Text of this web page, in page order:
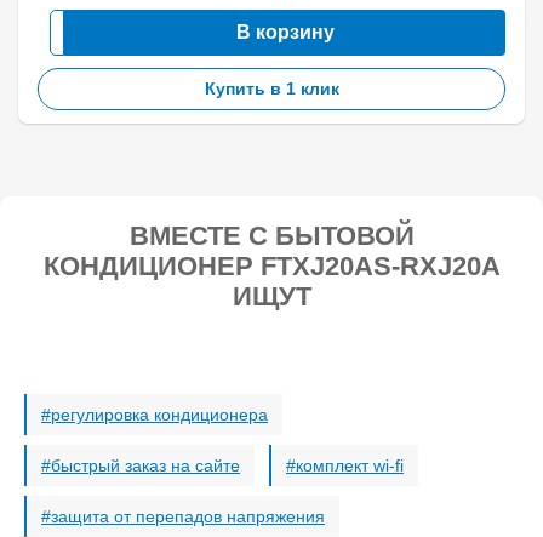
В корзину
Купить в 1 клик
ВМЕСТЕ С БЫТОВОЙ
КОНДИЦИОНЕР FTXJ20AS-RXJ20A
ИЩУТ
регулировка кондиционера
быстрый заказ на сайте комплект wi-fi
защита от перепадов напряжения